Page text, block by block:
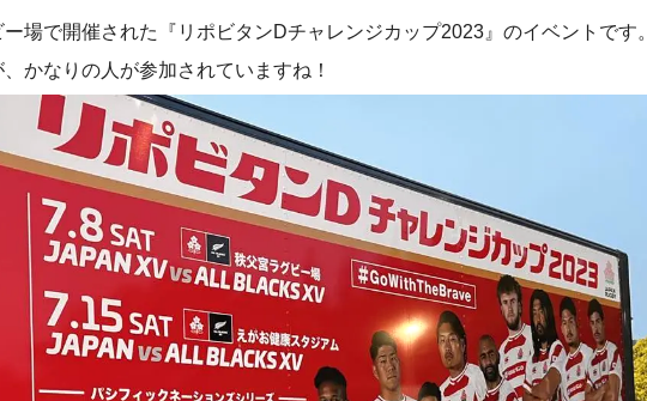
場で開催された『リポビタンDチャレンジカップ2023』のイベントです。
かなりの人が参加されていますね！